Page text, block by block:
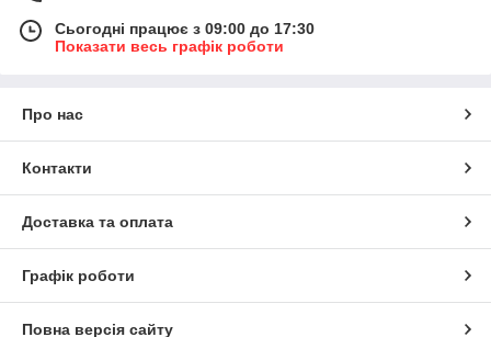
Сьогодні працює з 09:00 до 17:30
Показати весь графік роботи
Про нас
Контакти
Доставка та оплата
Графік роботи
Повна версія сайту